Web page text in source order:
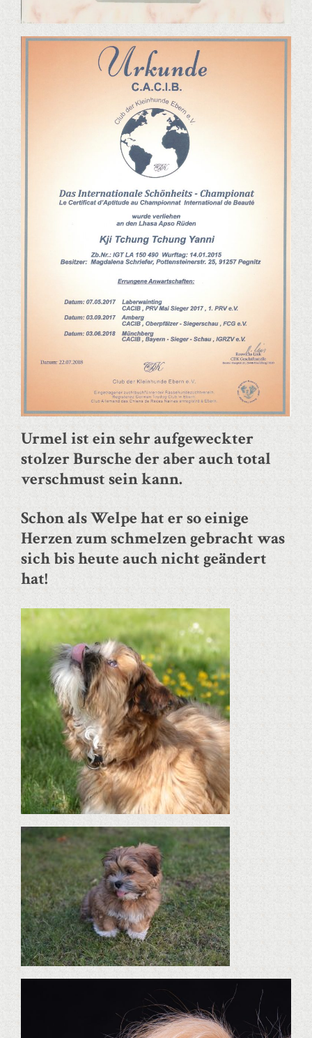
Urmel ist ein sehr aufgeweckter
stolzer Bursche der aber auch total
verschmust sein kann.
Schon als Welpe hat er so einige
Herzen zum schmelzen gebracht was
sich bis heute auch nicht geändert
hat!